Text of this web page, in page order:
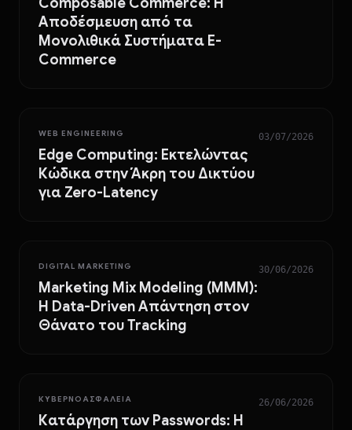
Αποδέσμευση από τα
Μονολιθικά Συστήματα E-
Commerce
WEB ENGINEERING
Edge Computing: Εκτελώντας
Κώδικα στην Άκρη του Δικτύου
για Zero-Latency
03/07/2026
DIGITAL MARKETING
Marketing Mix Modeling (MMM):
Η Data-Driven Απάντηση στον
Θάνατο του Tracking
30/06/2026
ΚΥΒΕΡΝΟΑΣΦΆΛΕΙΑ
Κατάργηση των Passwords: Η
26/06/2026